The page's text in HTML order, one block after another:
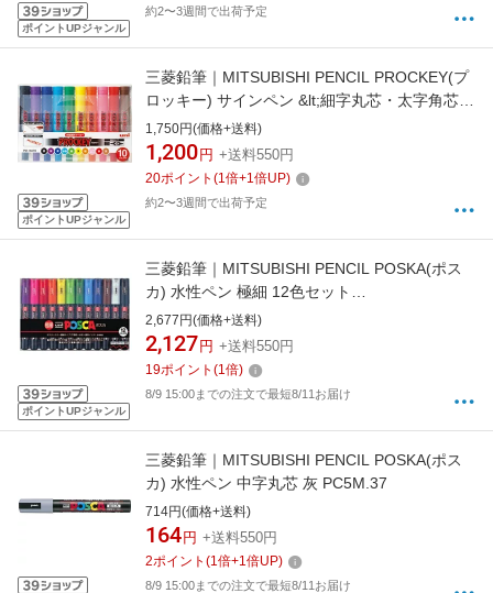
ポイントUPジャンル
約2〜3週間で出荷予定
ポイントUPジャンル
三菱鉛筆｜MITSUBISHI PENCIL PROCKEY(プ
ロッキー) サインペン &lt;細字丸芯・太字角芯
&gt; 10色セット PM150TR10C
1,750円(価格+送料)
1,200 円 +送料550円
20ポイント (1倍+1倍UP)
約2〜3週間で出荷予定
ポイントUPジャンル
三菱鉛筆｜MITSUBISHI PENCIL POSKA(ポス
カ) 水性ペン 極細 12色セット
PC1M12C[PC1M12C]
2,677円(価格+送料)
2,127 円 +送料550円
19ポイント (1倍)
8/9 15:00までの注文で最短8/11お届け
三菱鉛筆｜MITSUBISHI PENCIL POSKA(ポス
カ) 水性ペン 中字丸芯 灰 PC5M.37
714円(価格+送料)
164 円 +送料550円
2ポイント (1倍+1倍UP)
8/9 15:00までの注文で最短8/11お届け